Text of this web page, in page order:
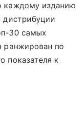
каждому изданию
дистрибуции
30 самых
ранжирован по
показателя к